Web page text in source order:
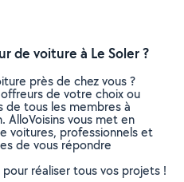
de voiture à Le Soler ?
près de chez vous ?
de votre choix ou
de tous les membres à
AlloVoisins vous met en
voitures, professionnels et
de vous répondre
réaliser tous vos projets !